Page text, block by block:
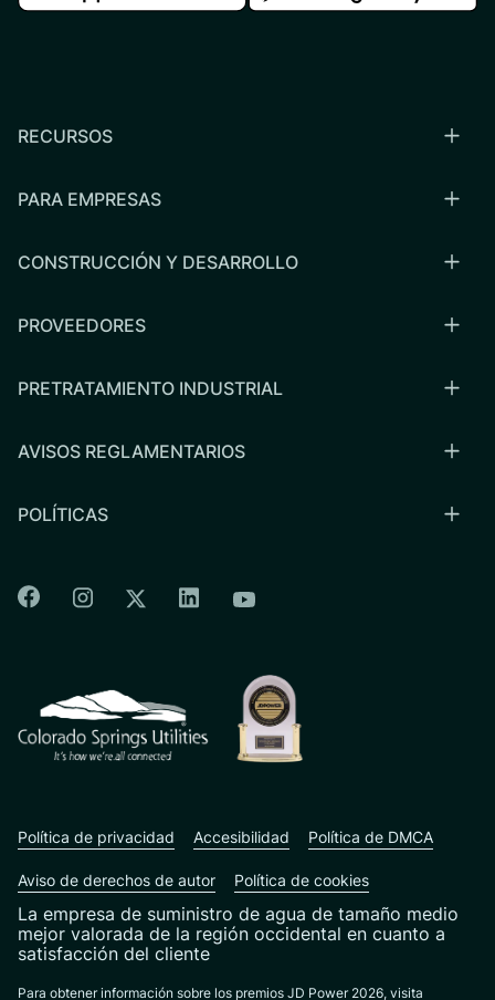
RECURSOS
PARA EMPRESAS
CONSTRUCCIÓN Y DESARROLLO
PROVEEDORES
PRETRATAMIENTO INDUSTRIAL
AVISOS REGLAMENTARIOS
POLÍTICAS
Colorado Springs Facebook
Colorado Springs Instagram
Colorado Springs Twitter
Colorado Springs Linkedin
Colorado Springs
La empresa de suministro de agua de tamaño medio
mejor valorada de la región occidental en cuanto a
satisfacción del cliente
Para obtener información sobre los premios JD Power 2026, visita
Política de privacidad Accesibilidad Política de DMCA
Aviso de derechos de autor Política de cookies